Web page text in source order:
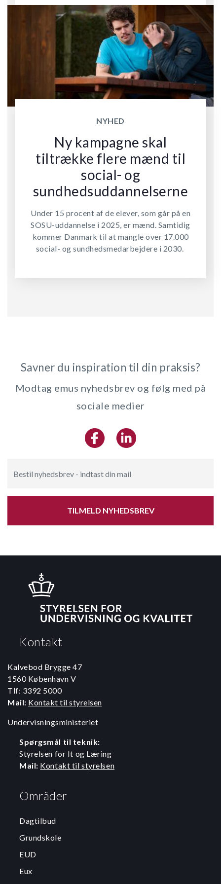
NYHED
Ny kampagne skal
tiltrække flere mænd til
social- og
sundhedsuddannelserne
Under 15 procent af de elever, som går på en
SOSU-uddannelse i 2025, er mænd. Samtidig
kommer Danmark til at mangle over 17.000
social- og sundhedsmedarbejdere i 2030.
Savner du inspiration til din praksis?
Modtag emus nyhedsbrev og følg med på
sociale medier
TILMELD NYHEDSBREV
Kontakt
Kalvebod Brygge 47
1560 København V
Tlf: 3392 5000
Mail: Kontakt til styrelsen
Undervisningsministeriet
Spørgsmål til teknik:
Styrelsen for It og Læring
Mail: Kontakt til styrelsen
Områder
Dagtilbud
Grundskole
EUD
Eux